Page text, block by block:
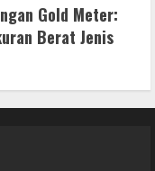
Gold Meter:
Berat Jenis